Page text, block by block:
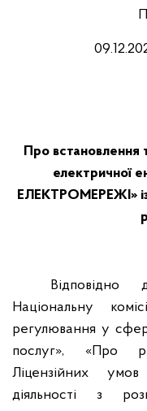
Про встановлення
електричної
ЕЛЕКТРОМЕРЕЖІ»
Національну
регулювання у
послуг», «Про
Ліцензійних
діяльності з